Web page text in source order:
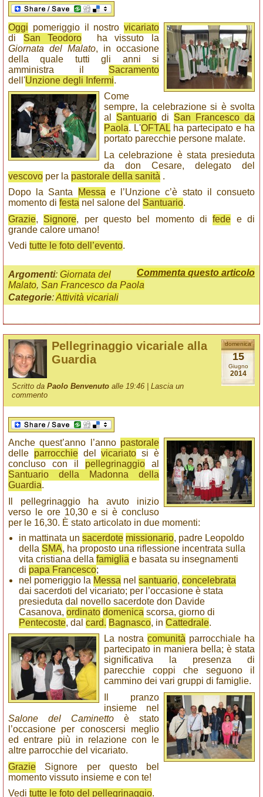
Oggi pomeriggio il nostro vicariato
di San Teodoro ha vissuto la
Giornata del Malato, in occasione
della quale tutti gli anni si
amministra il Sacramento
dell'Unzione degli Infermi.
Come
sempre, la celebrazione si è svolta
al Santuario di San Francesco da
Paola. L'OFTAL ha partecipato e ha
portato parecchie persone malate.
La celebrazione è stata presieduta
da don Cesare, delegato del
vescovo per la pastorale della sanità .
Dopo la Santa
Messa e l’Unzione c’è stato il consueto
momento di festa nel salone del Santuario.
Grazie, Signore, per questo bel momento difede e di
grande calore umano!
Vedi tutte le foto dell’evento.
Commenta questo articolo
Argomenti: Giornata del
Malato, San Francesco da Paola
Categorie:Attività vicariali
domenica
15
Giugno
2014
Pellegrinaggio vicariale alla
Guardia
Scritto daPaolo Benvenuto alle 19:46 |Lascia un
commento
Anche quest’anno l’anno pastorale
delle parrocchiedelvicariato si è
concluso con il pellegrinaggio al
Santuario della Madonna della
Guardia.
Il pellegrinaggio ha avuto inizio
verso le ore 10,30 e si è concluso
per le 16,30. È stato articolato in due momenti:
in mattinata un sacerdote missionario, padre Leopoldo
della SMA, ha proposto una riflessione incentrata sulla
vita cristiana della famiglia e basata su insegnamenti
di papa Francesco;
nel pomeriggio la Messa nel santuario, concelebrata
dai sacerdoti del vicariato; per l’occasione è stata
presieduta dal novello sacerdote don Davide
Casanova, ordinato domenica scorsa, giorno di
Pentecoste, dal card. Bagnasco, in Cattedrale.
La nostra comunità parrocchiale ha
partecipato in maniera bella; è stata
significativa la presenza di
parecchie coppi che seguono il
cammino dei vari gruppi di famiglie.
Il pranzo
insieme nel
Salone del Caminetto è stato
l’occasione per conoscersi meglio
ed entrare più in relazione con le
altre parrocchie del vicariato.
Grazie Signore per questo bel
momento vissuto insieme e con te!
Vedi tutte le foto del pellegrinaggio.